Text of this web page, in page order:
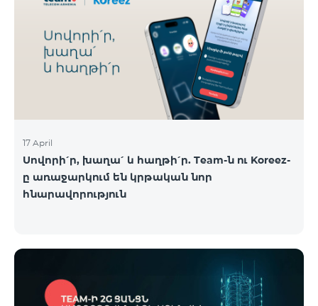
17 April
Սովորի՛ր, խաղա՛ և հաղթի՛ր. Team-ն ու Koreez-
ը առաջարկում են կրթական նոր
հնարավորություն